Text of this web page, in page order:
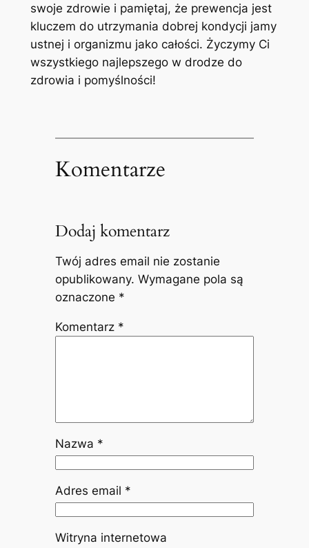
swoje zdrowie i ​pamiętaj, ⁣że prewencja jest⁢
kluczem do utrzymania dobrej kondycji jamy
ustnej i organizmu jako ⁤całości.​ Życzymy Ci
wszystkiego najlepszego w drodze do
zdrowia i pomyślności!
Komentarze
Dodaj komentarz
Twój adres email nie zostanie
opublikowany. Wymagane pola są
oznaczone *
Komentarz *
Nazwa *
Adres email *
Witryna internetowa